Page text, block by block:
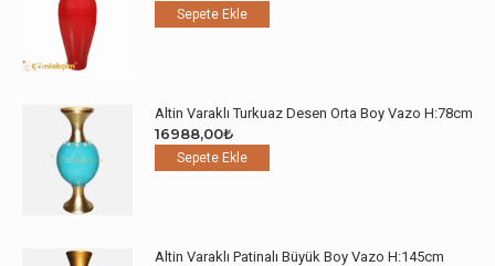
Sepete Ekle
Altin Varaklı Turkuaz Desen Orta Boy Vazo H:78cm
16988,00₺
Sepete Ekle
Altin Varaklı Patinalı Büyük Boy Vazo H:145cm